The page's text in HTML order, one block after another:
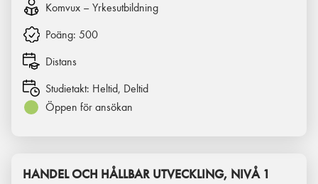
Komvux – Yrkesutbildning
Poäng: 500
Distans
Studietakt: Heltid, Deltid
Öppen för ansökan
HANDEL OCH HÅLLBAR UTVECKLING, NIVÅ 1